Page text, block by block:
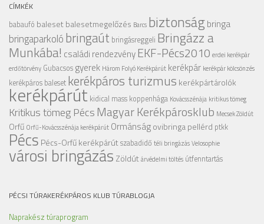
CÍMKÉK
babaufó balesetbalesetmegelőzés Barcs biztonságbringa
bringaparkolóbringaút bringásreggeli Bringázz a
Munkába! családi rendezvényEKF-Pécs2010 erdei kerékpár
erdőtörvény Gubacsos gyerek Három Folyó Kerékpárút kerékpár kerékpár kölcsönzés
kerékpáros baleset kerékpáros turizmus kerékpártárolók
kerékpárút kidical mass koppenhága Kovácsszénája kritikus tömeg
Kritikus tömeg PécsMagyar Kerékpárosklub Mecsek Zöldút
Orfű Orfű-Kovácsszénája kerékpárút Ormánságovibringapellérd ptkk
Pécs Pécs-Orfű kerékpárútszabadidő téli bringázásVelosophie
városi bringázás Zöldútárvédelmi töltés útfenntartás
PÉCSI TÚRAKERÉKPÁROS KLUB TÚRABLOGJA
Naprakész túraprogram